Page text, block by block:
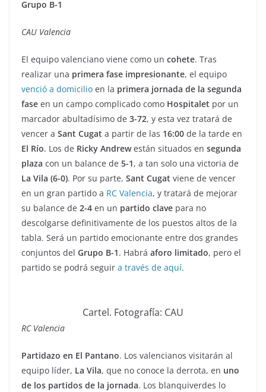
Grupo B-1
CAU Valencia
El equipo valenciano viene como un cohete. Tras
realizar una primera fase impresionante, el equipo
venció a domicilio en la primera jornada de la segunda
fase en un campo complicado como Hospitalet por un
marcador abultadísimo de 3-72, y esta vez tratará de
vencer a Sant Cugat a partir de las 16:00 de la tarde en
El Río. Los de Ricky Andrewestán situados en segunda
plaza con un balance de 5-1, a tan solo una victoria de
La Vila (6-0). Por su parte, Sant Cugat viene de vencer
en un gran partido a RC Valencia, y tratará de mejorar
su balance de 2-4 en un partido clave para no
descolgarse definitivamente de los puestos altos de la
tabla. Será un partido emocionante entre dos grandes
conjuntos del Grupo B-1. Habrá aforo limitado, pero el
partido se podrá seguir a través de aquí.
Cartel. Fotografía: CAU
RC Valencia
Partidazo en El Pantano. Los valencianos visitarán al
equipo líder, La Vila, que no conoce la derrota, en uno
de los partidos de la jornada. Los blanquiverdes lo